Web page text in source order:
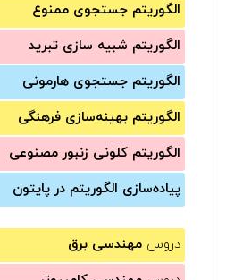
الگوریتم جستجوی ممنوع
الگوریتم شبیه سازی تبرید
الگوریتم جستجوی هارمونی
الگوریتم بهینه‌سازی فرهنگی
الگوریتم کلونی زنبور مصنوعی
پیاده‌سازی الگوریتم در پایتون
دروس مهندسی برق